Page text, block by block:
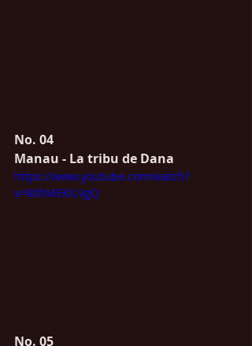
No. 04
Manau - La tribu de Dana
https://www.youtube.com/watch?
v=80hMEKlLVgQ
No. 05